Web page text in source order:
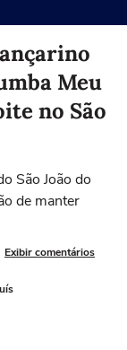
Meu
no São
São João do
de manter
Exibir comentários